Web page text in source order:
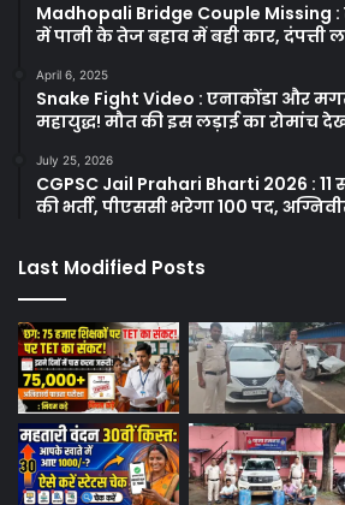
Madhopali Bridge Couple Missing :
में पानी के तेज बहाव में बही कार, दंपत्ती
April 6, 2025
Snake Fight Video : एनाकोंडा और
महायुद्ध! मौत की इस लड़ाई का रोमांच
July 25, 2026
CGPSC Jail Prahari Bharti 2026 : 11
की भर्ती, पीएससी भरेगा 100 पद,
Last Modified Posts